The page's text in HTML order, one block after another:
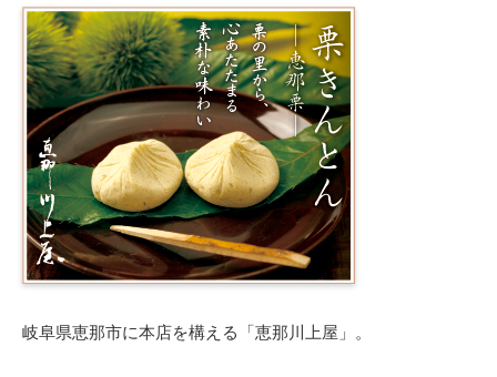
岐阜県恵那市に本店を構える「恵那川上屋」。